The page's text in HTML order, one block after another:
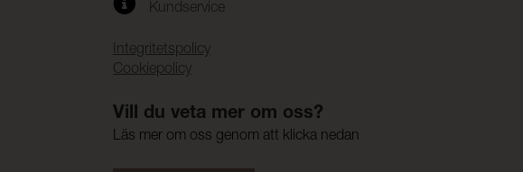
Kundservice
Integritetspolicy
Cookiepolicy
Vill du veta mer om oss?
Läs mer om oss genom att klicka nedan